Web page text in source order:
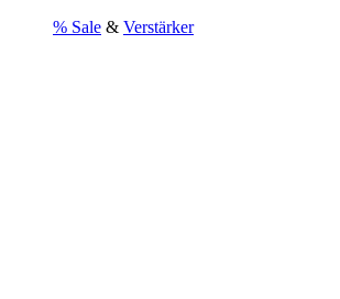
war:
ist:
% Sale & Verstärker